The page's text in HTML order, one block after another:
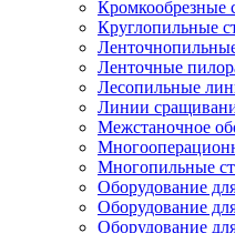
Кромкообрезные
Круглопильные
Ленточные
Лесопильные
Линии
Межстаночное
Многопильные
Оборудование
Оборудование
Оборудование